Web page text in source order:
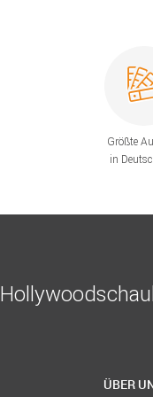
Größte
in
ÜBER